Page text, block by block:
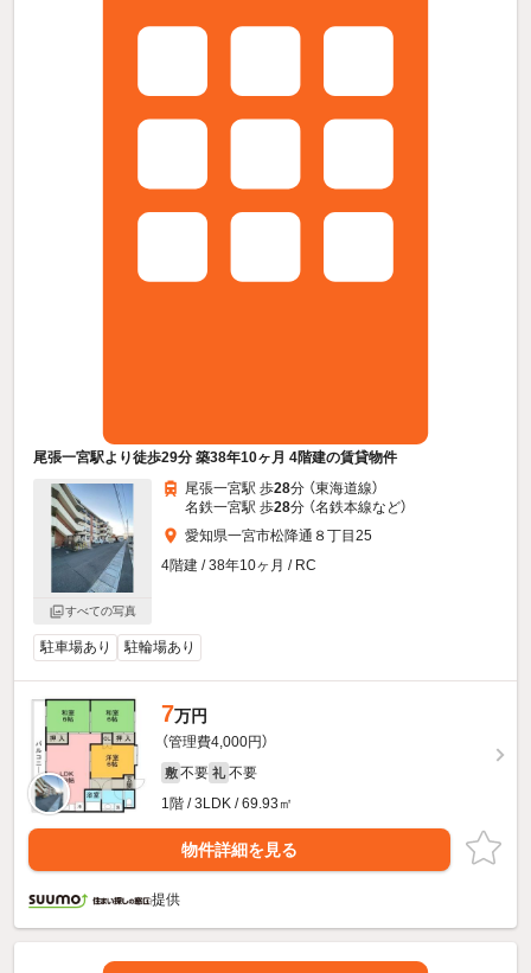
尾張一宮駅より徒歩29分 築38年10ヶ月 4階建の賃貸物件
すべての写真
尾張一宮駅 歩28分 （東海道線）
名鉄一宮駅 歩28分 （名鉄本線など）
愛知県一宮市松降通８丁目25
4階建 / 38年10ヶ月 / RC
駐車場あり 駐輪場あり
7万円
（管理費4,000円）
敷 不要 礼 不要
1階 / 3LDK / 69.93㎡
物件詳細を見る
提供